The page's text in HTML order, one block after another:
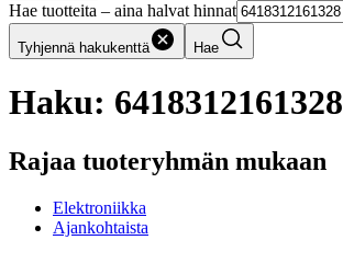
Hae tuotteita – aina halvat hinnat
Tyhjennä hakukenttä Hae
Haku: 6418312161328
Rajaa tuoteryhmän mukaan
Elektroniikka
Ajankohtaista